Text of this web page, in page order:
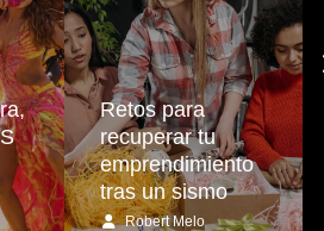
Retos para
recuperar tu
emprendimiento
tras un sismo
Robert Melo